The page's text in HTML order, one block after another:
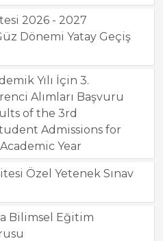
2026 - 2027
Dönemi Yatay Geçiş
Yılı İçin 3.
Alımları Başvuru
of the 3rd
Admissions for
Year
Özel Yetenek Sınav
Bilimsel Eğitim